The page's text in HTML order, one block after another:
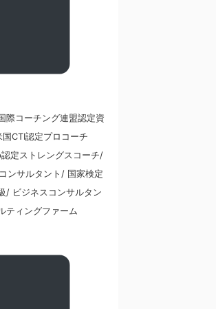
際コーチング連盟認定資
CTI認定プロコーチ
認定ストレングスコーチ/
ンサルタント/ 国家検定
/ ビジネスコンサルタン
ティングファーム